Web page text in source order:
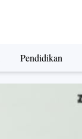
Pendidikan